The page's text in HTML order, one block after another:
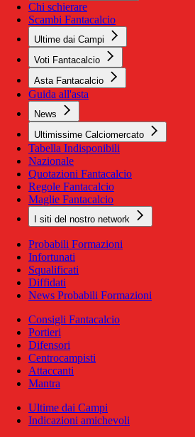
Chi schierare
Scambi Fantacalcio
Ultime dai Campi
Voti Fantacalcio
Asta Fantacalcio
Guida all'asta
News
Ultimissime Calciomercato
Tabella Indisponibili
Nazionale
Quotazioni Fantacalcio
Regole Fantacalcio
Maglie Fantacalcio
I siti del nostro network
Probabili Formazioni
Infortunati
Squalificati
Diffidati
News Probabili Formazioni
Consigli Fantacalcio
Portieri
Difensori
Centrocampisti
Attaccanti
Mantra
Ultime dai Campi
Indicazioni amichevoli